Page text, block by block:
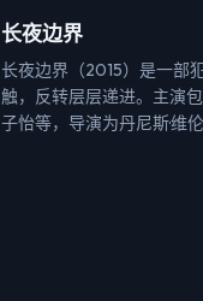
长夜边界
长夜边界（2015）是一部
触，反转层层递进。主演
子怡等，导演为丹尼斯·维伦